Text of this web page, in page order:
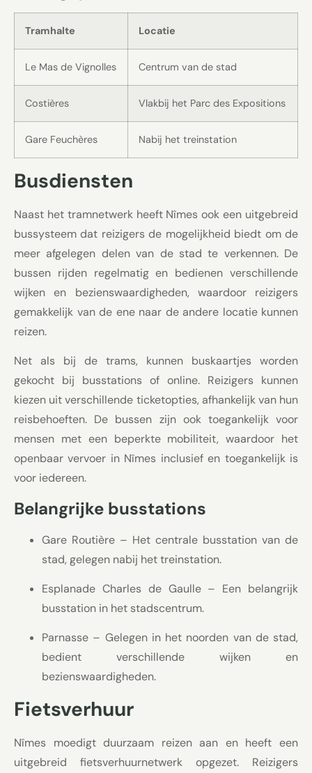
Tramhalte Locatie
Le Mas de Vignolles Centrum van de stad
Costières Vlakbij het Parc des Expositions
Gare Feuchères Nabij het treinstation
Busdiensten
Naast het tramnetwerk heeft Nîmes ook een uitgebreid
bussysteem dat reizigers de mogelijkheid biedt om de
meer afgelegen delen van de stad te verkennen. De
bussen rijden regelmatig en bedienen verschillende
wijken en bezienswaardigheden, waardoor reizigers
gemakkelijk van de ene naar de andere locatie kunnen
reizen.
Net als bij de trams, kunnen buskaartjes worden
gekocht bij busstations of online. Reizigers kunnen
kiezen uit verschillende ticketopties, afhankelijk van hun
reisbehoeften. De bussen zijn ook toegankelijk voor
mensen met een beperkte mobiliteit, waardoor het
openbaar vervoer in Nîmes inclusief en toegankelijk is
voor iedereen.
Belangrijke busstations
Gare Routière – Het centrale busstation van de
stad, gelegen nabij het treinstation.
Esplanade Charles de Gaulle – Een belangrijk
busstation in het stadscentrum.
Parnasse – Gelegen in het noorden van de stad,
bedient verschillende wijken en
bezienswaardigheden.
Fietsverhuur
Nîmes moedigt duurzaam reizen aan en heeft een
uitgebreid fietsverhuurnetwerk opgezet. Reizigers